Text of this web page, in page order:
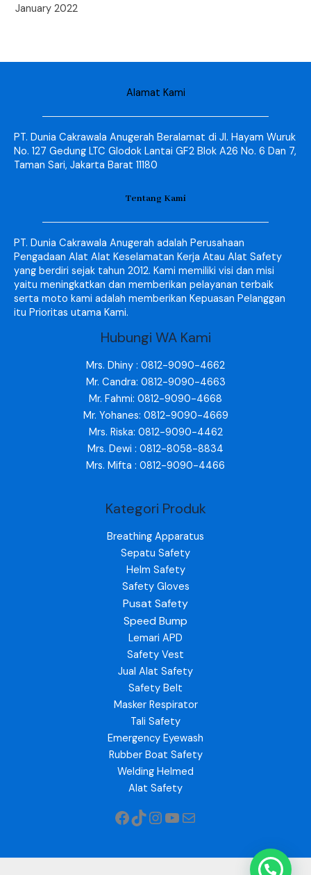
January 2022
Alamat Kami
PT. Dunia Cakrawala Anugerah Beralamat di Jl. Hayam Wuruk
No. 127 Gedung LTC Glodok Lantai GF2 Blok A26 No. 6 Dan 7,
Taman Sari, Jakarta Barat 11180
Tentang Kami
PT. Dunia Cakrawala Anugerah adalah Perusahaan
Pengadaan Alat Alat Keselamatan Kerja Atau Alat Safety
yang berdiri sejak tahun 2012. Kami memiliki visi dan misi
yaitu meningkatkan dan memberikan pelayanan terbaik
serta moto kami adalah memberikan Kepuasan Pelanggan
itu Prioritas utama Kami.
Hubungi WA Kami
Mrs. Dhiny : 0812-9090-4662
Mr. Candra: 0812-9090-4663
Mr. Fahmi: 0812-9090-4668
Mr. Yohanes: 0812-9090-4669
Mrs. Riska: 0812-9090-4462
Mrs. Dewi : 0812-8058-8834
Mrs. Mifta : 0812-9090-4466
Kategori Produk
Breathing Apparatus
Sepatu Safety
Helm Safety
Safety Gloves
Pusat Safety
Speed Bump
Lemari APD
Safety Vest
Jual Alat Safety
Safety Belt
Masker Respirator
Tali Safety
Emergency Eyewash
Rubber Boat Safety
Welding Helmed
Alat Safety